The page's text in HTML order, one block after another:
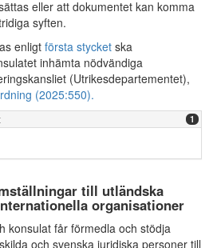
eller att dokumentet kan komma
syften.
enligt första stycket ska
inhämta nödvändiga
(Utrikesdepartementet),
(2025:550).
1
till utländska
organisationer
konsulat får förmedla och stödja
och svenska juridiska personer till